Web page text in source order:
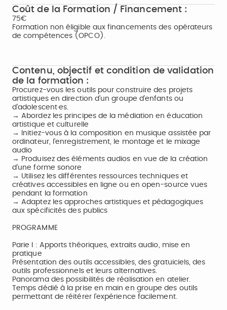
Coût de la Formation / Financement :
75€
Formation non éligible aux financements des opérateurs
de compétences (OPCO).
Contenu, objectif et condition de validation
de la formation :
Procurez-vous les outils pour construire des projets
artistiques en direction d’un groupe d’enfants ou
d’adolescent·es.
→ Abordez les principes de la médiation en éducation
artistique et culturelle
→ Initiez-vous à la composition en musique assistée par
ordinateur, l’enregistrement, le montage et le mixage
audio
→ Produisez des éléments audios en vue de la création
d’une forme sonore
→ Utilisez les différentes ressources techniques et
créatives accessibles en ligne ou en open-source vues
pendant la formation
→ Adaptez les approches artistiques et pédagogiques
aux spécificités des publics
PROGRAMME
Parie I : Apports théoriques, extraits audio, mise en
pratique
Présentation des outils accessibles, des gratuiciels, des
outils professionnels et leurs alternatives.
Panorama des possibilités de réalisation en atelier.
Temps dédié à la prise en main en groupe des outils
permettant de réitérer l’expérience facilement.